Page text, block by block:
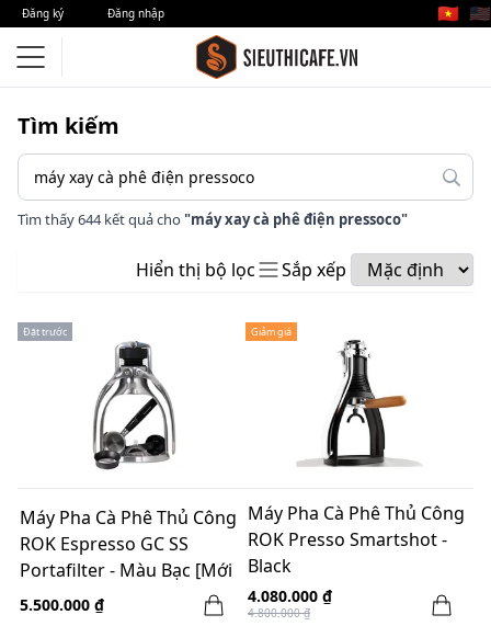
Đăng ký Đăng nhập 🇻🇳 🇺🇸
Tìm kiếm
Tìm thấy 644 kết quả cho "máy xay cà phê điện pressoco"
Hiển thị bộ lọc Sắp xếp
Đặt trước
Máy Pha Cà Phê Thủ Công
ROK Espresso GC SS
Portafilter - Màu Bạc [Mới
2023]
5.500.000 ₫
Giảm giá
Máy Pha Cà Phê Thủ Công
ROK Presso Smartshot -
Black
4.080.000 ₫
4.800.000 ₫